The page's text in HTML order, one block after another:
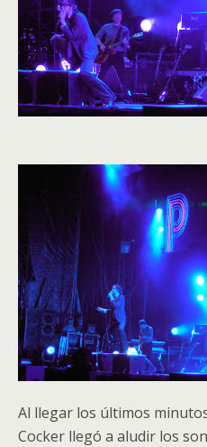
Al llegar los últimos
Cocker llegó a aludir los